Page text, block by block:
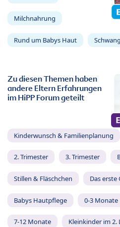
Milchnahrung
Rund um Babys Haut
Zu diesen Themen haben
andere Eltern Erfahrungen
im HiPP Forum geteilt
Kinderwunsch & Familienplanung
2. Trimester 3. Trimester
Stillen & Fläschchen Das erste
Babys Hautpflege 0-3 Monate
7-12 Monate Kleinkinder im 2.